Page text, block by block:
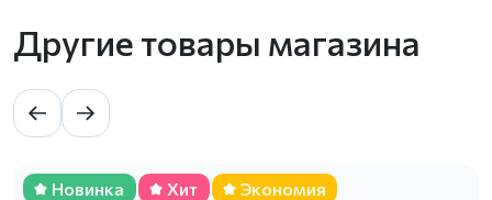
Другие товары магазина
Новинка Хит Экономия